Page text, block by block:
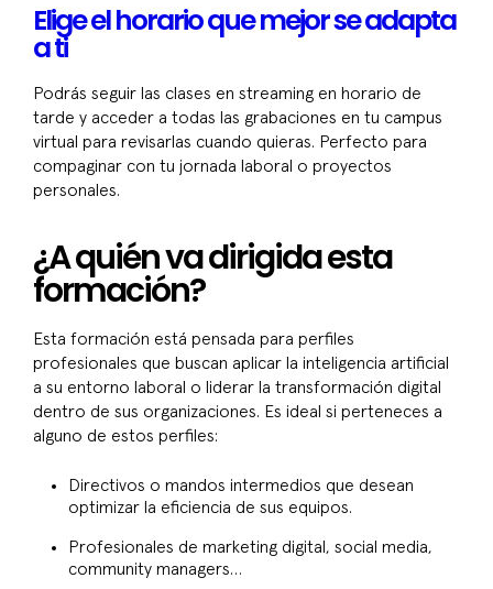
Elige el horario que mejor se adapta
a ti
Podrás seguir las clases en streaming en horario de
tarde y acceder a todas las grabaciones en tu campus
virtual para revisarlas cuando quieras. Perfecto para
compaginar con tu jornada laboral o proyectos
personales.
¿A quién va dirigida esta
formación?
Esta formación está pensada para perfiles
profesionales que buscan aplicar la inteligencia artificial
a su entorno laboral o liderar la transformación digital
dentro de sus organizaciones. Es ideal si perteneces a
alguno de estos perfiles:
Directivos o mandos intermedios que desean
optimizar la eficiencia de sus equipos.
Profesionales de marketing digital, social media,
community managers…